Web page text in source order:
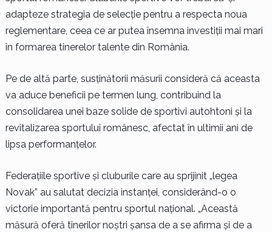
adapteze strategia de selecție pentru a respecta noua
reglementare, ceea ce ar putea însemna investiții mai mari
în formarea tinerelor talente din România.
Pe de altă parte, susținătorii măsurii consideră că aceasta
va aduce beneficii pe termen lung, contribuind la
consolidarea unei baze solide de sportivi autohtoni și la
revitalizarea sportului românesc, afectat în ultimii ani de
lipsa performanțelor.
Federațiile sportive și cluburile care au sprijinit „legea
Novak” au salutat decizia instanței, considerând-o o
victorie importantă pentru sportul național. „Această
măsură oferă tinerilor noștri șansa de a se afirma și de a